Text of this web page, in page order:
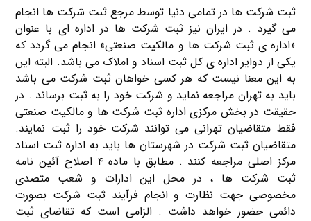
ثبت شرکت ها در تمامی دنیا توسط مرجع ثبت شرکت ها انجام
می گیرد . در ایران نیز ثبت شرکت ها در اداره ای با عنوان
«اداره ی ثبت شرکت ها و مالکیت صنعتی» انجام می گردد که
یکی از دوایر اداره ی کل ثبت اسناد و املاک می باشد. البته این
به این معنا نیست که هر کسی خواهان ثبت شرکت می باشد
باید به تهران مراجعه نماید و شرکت خود را به ثبت برساند . در
حقیقت در بخش مرکزی اداره ثبت شرکت ها و مالکیت صنعتی
فقط متقاضیان تهرانی می توانند شرکت خود را ثبت نمایند.
متقاضیان ثبت شرکت در شهرستان ها باید به اداره ثبت اسناد
مرکز اصلی مراجعه کنند . مطابق با ماده ۴ اصلاح آئین نامه
ثبت شرکت ها ، در محل این ادارات و شعب متصدی
مخصوصی جهت نظارت و انجام فرآیند ثبت شرکت بصورت
دائمی حضور خواهد داشت . الزامی است که تقاضای ثبت